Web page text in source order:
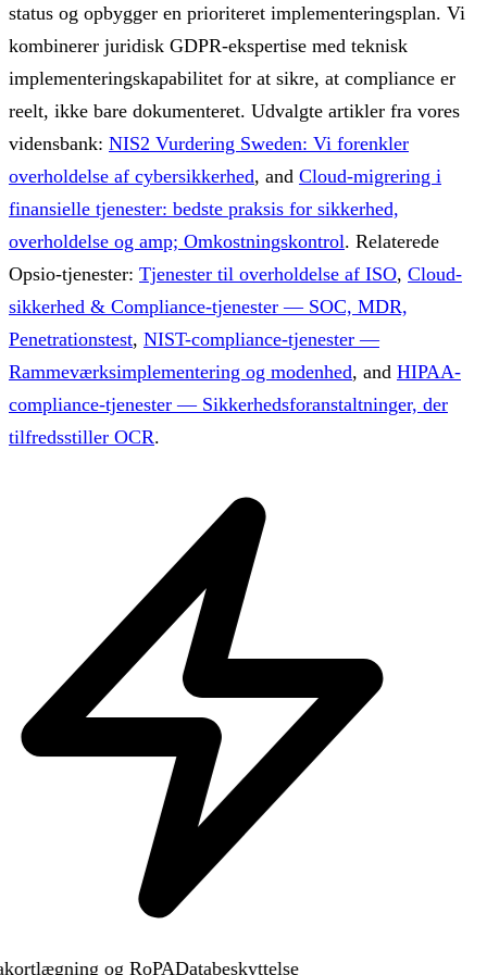
status og opbygger en prioriteret implementeringsplan. Vi
kombinerer juridisk GDPR-ekspertise med teknisk
implementeringskapabilitet for at sikre, at compliance er
reelt, ikke bare dokumenteret. Udvalgte artikler fra vores
vidensbank: NIS2 Vurdering Sweden: Vi forenkler
overholdelse af cybersikkerhed, and Cloud-migrering i
finansielle tjenester: bedste praksis for sikkerhed,
overholdelse og amp; Omkostningskontrol. Relaterede
Opsio-tjenester: Tjenester til overholdelse af ISO, Cloud-
sikkerhed & Compliance-tjenester — SOC, MDR,
Penetrationstest, NIST-compliance-tjenester —
Rammeværksimplementering og modenhed, and HIPAA-
compliance-tjenester — Sikkerhedsforanstaltninger, der
tilfredsstiller OCR.
og RoPADatabeskyttelse